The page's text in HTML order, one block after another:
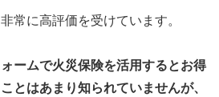
常に高評価を受けています。
ームで火災保険を活用するとお得
とはあまり知られていませんが、